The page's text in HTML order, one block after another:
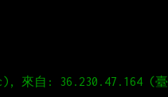
來自: 36.230.47.164 (臺